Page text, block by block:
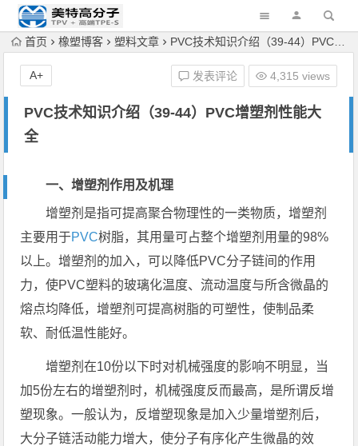
首页 橡塑博客 塑料文章 PVC技术知识介绍（39-44）PVC增塑剂性能大全
PVC技术知识介绍（39-44）PVC增塑剂性能大
全
发表评论 4,315 views
A+
一、增塑剂作用及机理
增塑剂是指可提高聚合物理性的一类物质，增塑剂
主要用于PVC树脂，其用量可占整个增塑剂用量的98%
以上。增塑剂的加入，可以降低PVC分子链间的作用
力，使PVC塑料的玻璃化温度、流动温度与所含微晶的
熔点均降低，增塑剂可提高树脂的可塑性，使制品柔
软、耐低温性能好。
增塑剂在10份以下时对机械强度的影响不明显，当
加5份左右的增塑剂时，机械强度反而最高，是所谓反增
塑现象。一般认为，反增塑现象是加入少量增塑剂后，
大分子链活动能力增大，使分子有序化产生微晶的效